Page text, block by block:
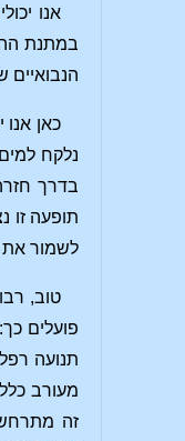
אנו
במתנת
הנבואיים
כאן
נלקח
בדרך
תופעה זו
לשמור את
טוב,
פועלים
תנועה
מעורב
זה